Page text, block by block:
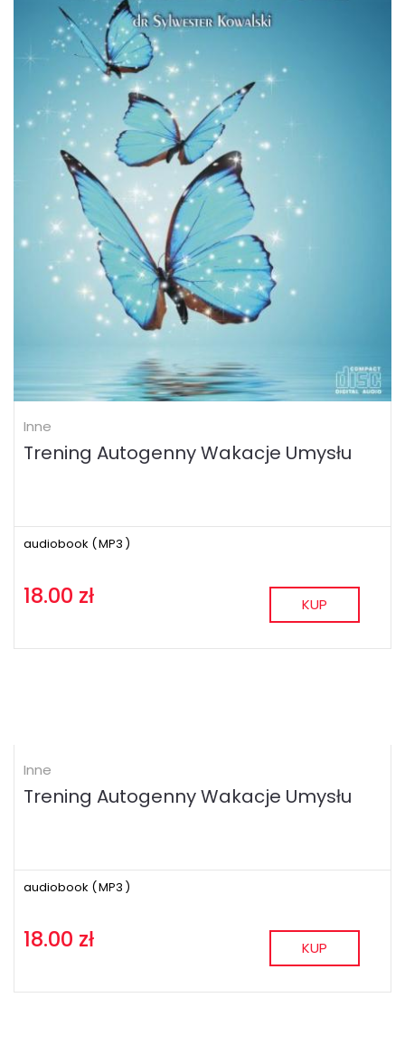
Inne
Trening Autogenny Wakacje Umysłu
audiobook (MP3 )
18.00 zł KUP
Inne
Trening Autogenny Wakacje Umysłu
audiobook (MP3 )
18.00 zł KUP